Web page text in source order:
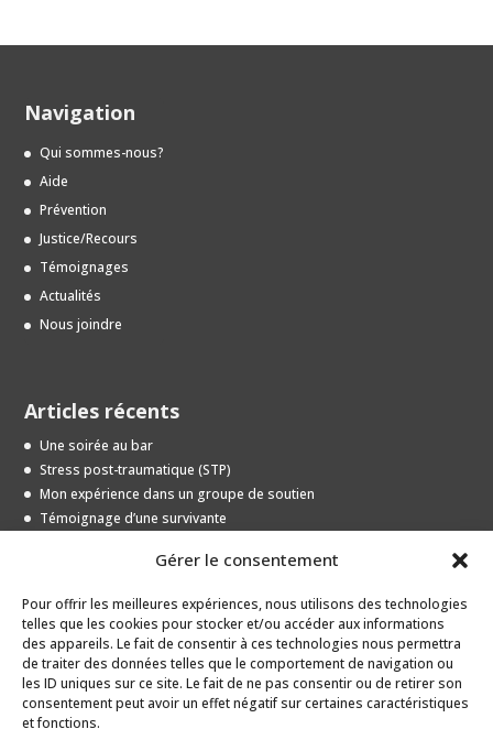
Gérer le consentement
Pour offrir les meilleures expériences, nous utilisons des technologies
telles que les cookies pour stocker et/ou accéder aux informations
des appareils. Le fait de consentir à ces technologies nous permettra
de traiter des données telles que le comportement de navigation ou
les ID uniques sur ce site. Le fait de ne pas consentir ou de retirer son
consentement peut avoir un effet négatif sur certaines caractéristiques
et fonctions.
Navigation
Qui sommes-nous?
Aide
Prévention
Justice/Recours
Témoignages
Actualités
Nous joindre
Articles récents
Une soirée au bar
Stress post-traumatique (STP)
Mon expérience dans un groupe de soutien
Témoignage d’une survivante
Archives
Archives